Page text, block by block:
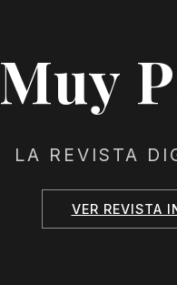
Muy
LA REVISTA
VER REVISTA